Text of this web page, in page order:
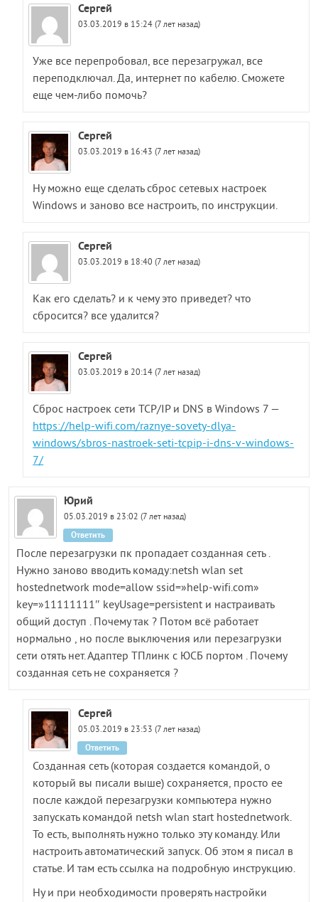
Сергей
03.03.2019 в 15:24 (7 лет назад)
Уже все перепробовал, все перезагружал, все
переподключал. Да, интернет по кабелю. Сможете
еще чем-либо помочь?
Сергей
03.03.2019 в 16:43 (7 лет назад)
Ну можно еще сделать сброс сетевых настроек
Windows и заново все настроить, по инструкции.
Сергей
03.03.2019 в 18:40 (7 лет назад)
Как его сделать? и к чему это приведет? что
сбросится? все удалится?
Сергей
03.03.2019 в 20:14 (7 лет назад)
Сброс настроек сети TCP/IP и DNS в Windows 7 —
https://help-wifi.com/raznye-sovety-dlya-
windows/sbros-nastroek-seti-tcpip-i-dns-v-windows-
7/
Юрий
05.03.2019 в 23:02 (7 лет назад)
После перезагрузки пк пропадает созданная сеть .
Нужно заново вводить комаду:netsh wlan set
hostednetwork mode=allow ssid=»help-wifi.com»
key=»11111111″ keyUsage=persistent и настраивать
общий доступ . Почему так ? Потом всё работает
нормально , но после выключения или перезагрузки
сети отять нет. Адаптер ТПлинк с ЮСБ портом . Почему
созданная сеть не сохраняется ?
Ответить
Сергей
05.03.2019 в 23:53 (7 лет назад)
Созданная сеть (которая создается командой, о
который вы писали выше) сохраняется, просто ее
после каждой перезагрузки компьютера нужно
запускать командой netsh wlan start hostednetwork.
То есть, выполнять нужно только эту команду. Или
настроить автоматический запуск. Об этом я писал в
статье. И там есть ссылка на подробную инструкцию.
Ну и при необходимости проверять настройки
Ответить